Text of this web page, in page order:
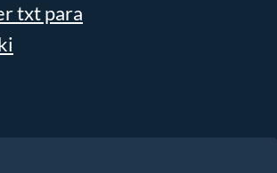
txt para